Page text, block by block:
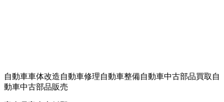
自動車車体改造自動車修理自動車整備自動車中古部品買取 自
動車中古部品販売